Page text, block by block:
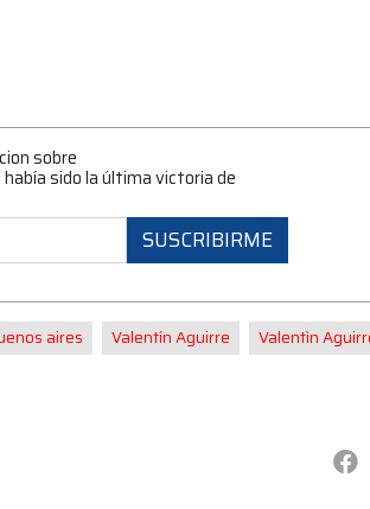
sobre
había sido la última victoria de
SUSCRIBIRME
aires Valentín Aguirre Valentìn